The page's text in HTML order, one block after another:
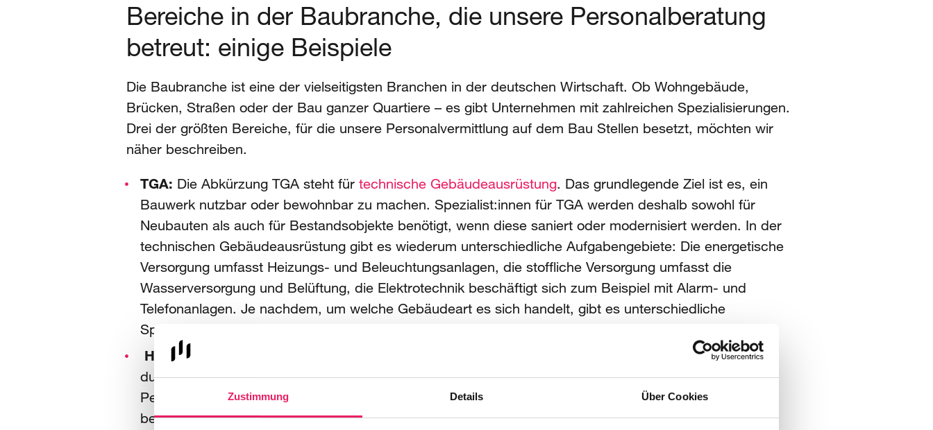
Zustimmung Details Über Cookies
Bereiche in der Baubranche, die unsere Personalberatung
betreut: einige Beispiele
Die Baubranche ist eine der vielseitigsten Branchen in der deutschen Wirtschaft. Ob Wohngebäude,
Brücken, Straßen oder der Bau ganzer Quartiere – es gibt Unternehmen mit zahlreichen Spezialisierungen.
Drei der größten Bereiche, für die unsere Personalvermittlung auf dem Bau Stellen besetzt, möchten wir
näher beschreiben.
TGA: Die Abkürzung TGA steht für technische Gebäudeausrüstung. Das grundlegende Ziel ist es, ein
Bauwerk nutzbar oder bewohnbar zu machen. Spezialist:innen für TGA werden deshalb sowohl für
Neubauten als auch für Bestandsobjekte benötigt, wenn diese saniert oder modernisiert werden. In der
technischen Gebäudeausrüstung gibt es wiederum unterschiedliche Aufgabengebiete: Die energetische
Versorgung umfasst Heizungs- und Beleuchtungsanlagen, die stoffliche Versorgung umfasst die
Wasserversorgung und Belüftung, die Elektrotechnik beschäftigt sich zum Beispiel mit Alarm- und
Telefonanlagen. Je nachdem, um welche Gebäudeart es sich handelt, gibt es unterschiedliche
Spezialist:innen, die die Planung und Umsetzung übernehmen können.
Hochbau:
fallen alle Bauprojekte, die oberhalb der Erdoberfläche
durchgeführt werden. Der Hochbau ist damit einer der größten Bereiche in der Baubranche. Auch
Personalberater für den Bau merken aktuell, dass die Nachfrage nach Spezialist:innen im Hochbau
besonders hoch ist: Aufgrund des Wohnungsmangels müssen zahlreiche Wohngebäude geplant und